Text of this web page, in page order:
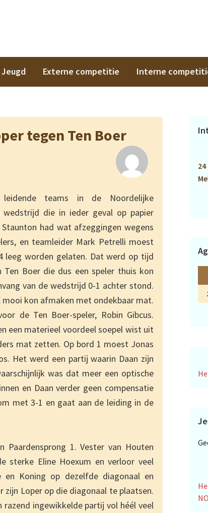
Jeugd Externe competitie Interne
tegen Ten Boer
teams in de Noordelijke
wedstrijd die in ieder geval op papier
had wat afzeggingen wegens
en teamleider Mark Petrelli moest
leeg worden gelaten. Dat werd op tijd
Boer die dus een speler thuis kon
van de wedstrijd 0-1 achter stond.
mooi kon afmaken met ondekbaar mat.
de Ten Boer-speler, Robin Gibcus.
een materieel voordeel soepel wist uit
mat zetten. Op bord 1 moest Jonas
Het werd een partij waarin Daan zijn
was dat meer een optische
en Daan verder geen compensatie
met 3-1 en gaat aan de leiding in de
1. Vester van Houten
sterke Eline Hoexum en verloor veel
Koning op dezelfde diagonaal en
zijn Loper op die diagonaal te plaatsen.
razend ingewikkelde partij vol héél veel